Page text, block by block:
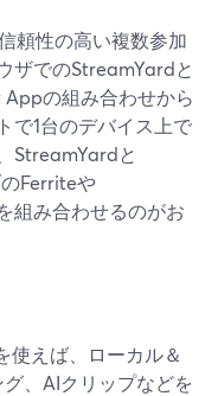
頼性の高い複数参加
ザでのStreamYardと
の組み合わせから
で1台のデバイス上で
StreamYardと
Ferriteや
組み合わせるのがお
えば、ローカル＆
、AIクリップなどを